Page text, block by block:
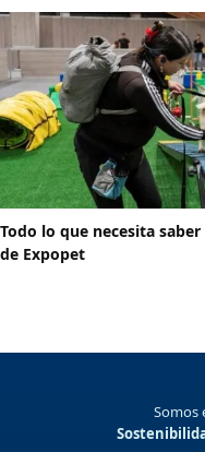
Todo lo que necesita
de Expopet
Somos